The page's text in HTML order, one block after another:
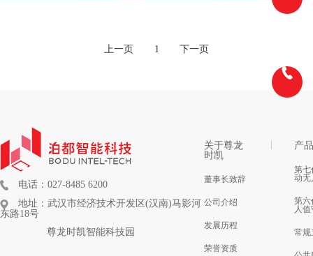
上一页 1 下一页
电话：027-8485 6200
地址：武汉市经济技术开发区(汉南)马影河
东路18号
尊龙时凯智能科技园
关于尊龙
时凯
董事长致辞
公司介绍
发展历程
荣誉资质
产
第七
动无
第六
人
常规